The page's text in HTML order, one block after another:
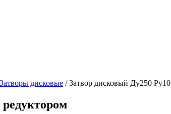
Затворы дисковые / Затвор дисковый Ду250